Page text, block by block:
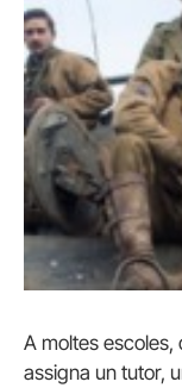
A moltes escoles,
assigna un tutor,